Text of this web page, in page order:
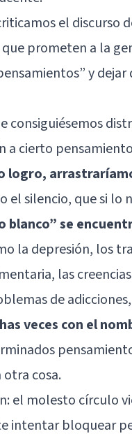
el discurso
prometen a la
y
consiguiésemos
a cierto
logro,
el silencio, que si lo
se
la depresión, los
las
de
veces con el
cosa.
el molesto círculo
intentar bloquear